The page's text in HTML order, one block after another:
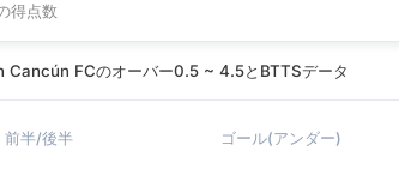
得点数
FCのオーバー0.5 ~ 4.5とBTTSデータ
前半/後半 ゴール(アンダー)